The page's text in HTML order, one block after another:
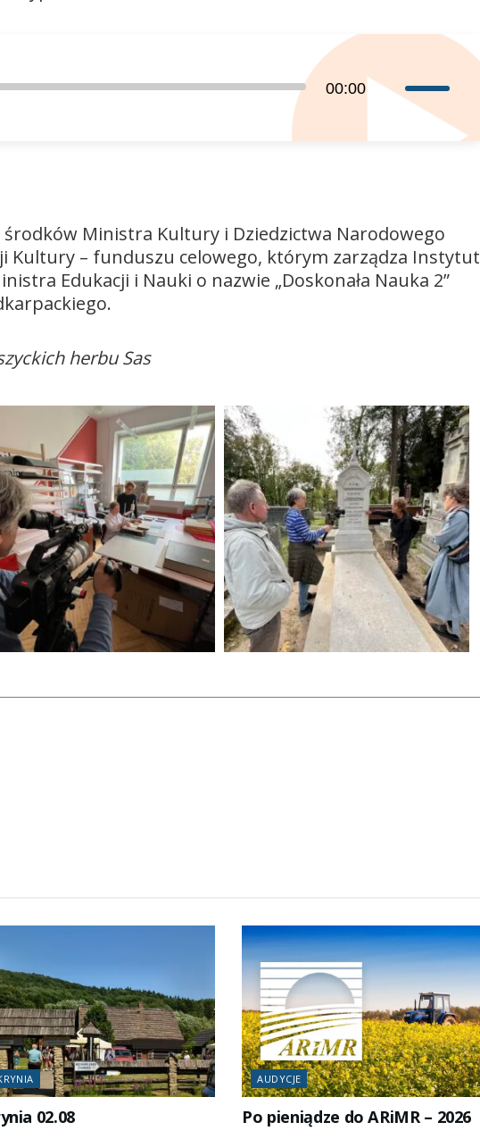
00:00
strzałek
aby
zwiększyć
lub
środków Ministra Kultury i Dziedzictwa Narodowego
Kultury – funduszu celowego, którym zarządza Instytut
Edukacji i Nauki o nazwie „Doskonała Nauka 2”
herbu Sas
02.08
AUDYCJE
Po pieniądze do ARiMR – 2026